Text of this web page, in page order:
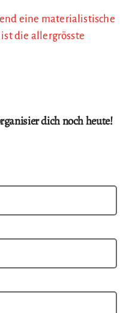
eine materialistische
die allergrösste
dich noch heute!